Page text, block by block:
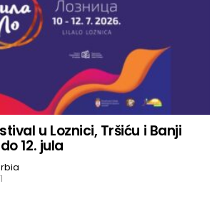
u Loznici, Tršiću i Banji
12. jula